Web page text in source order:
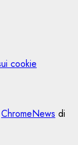
cookie
ChromeNews di